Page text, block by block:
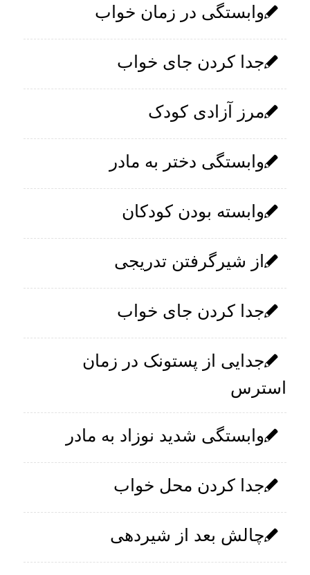
وابستگی در زمان خواب
جدا کردن جای خواب
مرز آزادی کودک
وابستگی دختر به مادر
وابسته بودن کودکان
از شیرگرفتن تدریجی
جدا کردن جای خواب
جدایی از پستونک در زمان
استرس
وابستگی شدید نوزاد به مادر
جدا کردن محل خواب
چالش بعد از شیردهی